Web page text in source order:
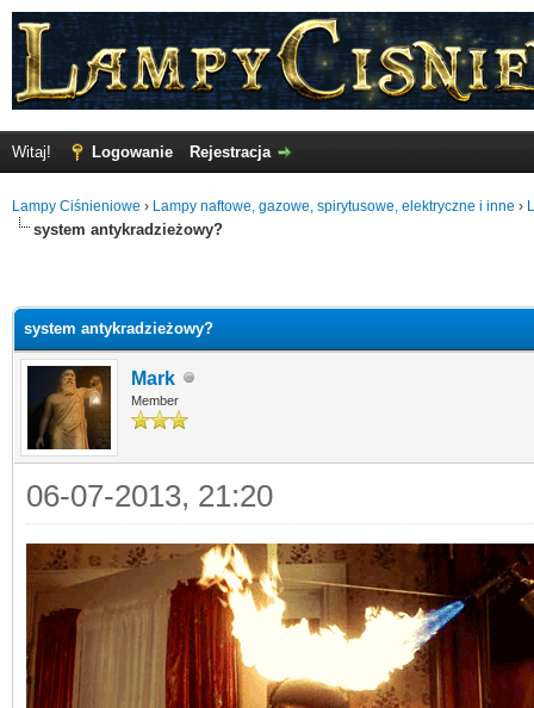
Witaj! Logowanie Rejestracja
Lampy Ciśnieniowe › Lampy naftowe, gazowe, spirytusowe, elektryczne i inne ›
system antykradzieżowy?
system antykradzieżowy?
Mark
Member
06-07-2013, 21:20